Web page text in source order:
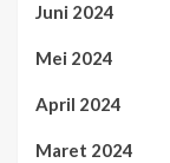
Juni 2024
Mei 2024
April 2024
Maret 2024